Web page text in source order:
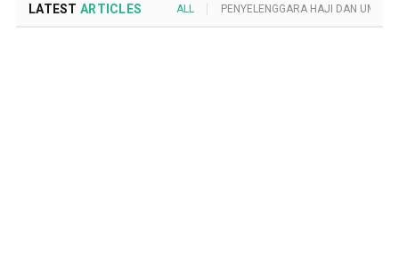
LATEST ARTICLES ALL PENYELENGGARA HAJI DAN UMROH